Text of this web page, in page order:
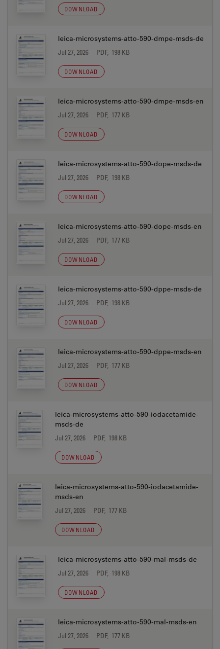
DOWNLOAD
leica-microsystems-atto-590-dmpe-msds-de
Jul 27, 2026 PDF, 198 KB
DOWNLOAD
leica-microsystems-atto-590-dmpe-msds-en
Jul 27, 2026 PDF, 177 KB
DOWNLOAD
leica-microsystems-atto-590-dope-msds-de
Jul 27, 2026 PDF, 198 KB
DOWNLOAD
leica-microsystems-atto-590-dope-msds-en
Jul 27, 2026 PDF, 177 KB
DOWNLOAD
leica-microsystems-atto-590-dppe-msds-de
Jul 27, 2026 PDF, 198 KB
DOWNLOAD
leica-microsystems-atto-590-dppe-msds-en
Jul 27, 2026 PDF, 177 KB
DOWNLOAD
leica-microsystems-atto-590-iodacetamide-
msds-de
Jul 27, 2026 PDF, 198 KB
DOWNLOAD
leica-microsystems-atto-590-iodacetamide-
msds-en
Jul 27, 2026 PDF, 177 KB
DOWNLOAD
leica-microsystems-atto-590-mal-msds-de
Jul 27, 2026 PDF, 198 KB
DOWNLOAD
leica-microsystems-atto-590-mal-msds-en
Jul 27, 2026 PDF, 177 KB